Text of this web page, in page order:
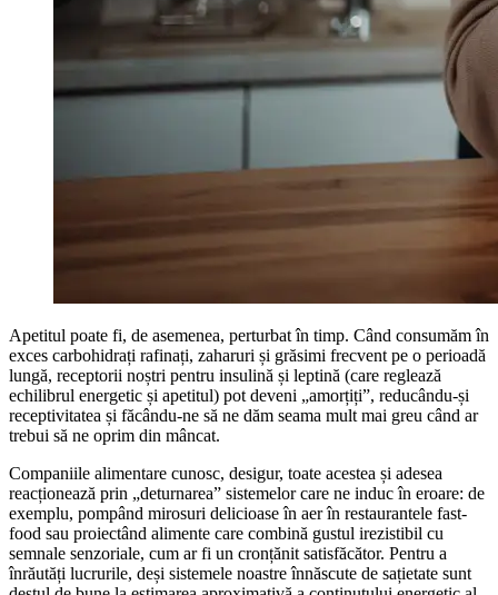
Apetitul poate fi, de asemenea, perturbat în timp. Când consumăm în
exces carbohidrați rafinați, zaharuri și grăsimi frecvent pe o perioadă
lungă, receptorii noștri pentru insulină și leptină (care reglează
echilibrul energetic și apetitul) pot deveni „amorțiți”, reducându-și
receptivitatea și făcându-ne să ne dăm seama mult mai greu când ar
trebui să ne oprim din mâncat.
Companiile alimentare cunosc, desigur, toate acestea și adesea
reacționează prin „deturnarea” sistemelor care ne induc în eroare: de
exemplu, pompând mirosuri delicioase în aer în restaurantele fast-
food sau proiectând alimente care combină gustul irezistibil cu
semnale senzoriale, cum ar fi un cronțănit satisfăcător. Pentru a
înrăutăți lucrurile, deși sistemele noastre înnăscute de sațietate sunt